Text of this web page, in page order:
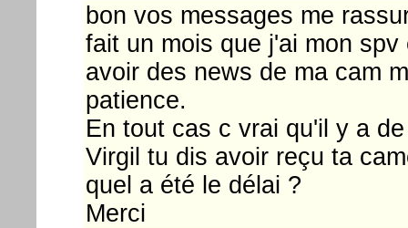
bon vos messages me
fait un mois que j'ai mon
avoir des news de ma cam
patience.
En tout cas c vrai qu'il y a
Virgil tu dis avoir reçu ta
quel a été le délai ?
Merci